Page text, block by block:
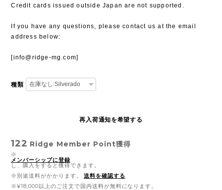
Credit cards issued outside Japan are not supported.
If you have any questions, please contact us at the email
address below:
[info@ridge-mg.com]
種類
再入荷通知を希望する
122 Ridge Member Point獲得
※
メンバーシップに登録
し、購入をすると獲得できます。
※別途送料がかかります。
送料を確認する
※¥18,000以上のご注文で国内送料が無料になります。